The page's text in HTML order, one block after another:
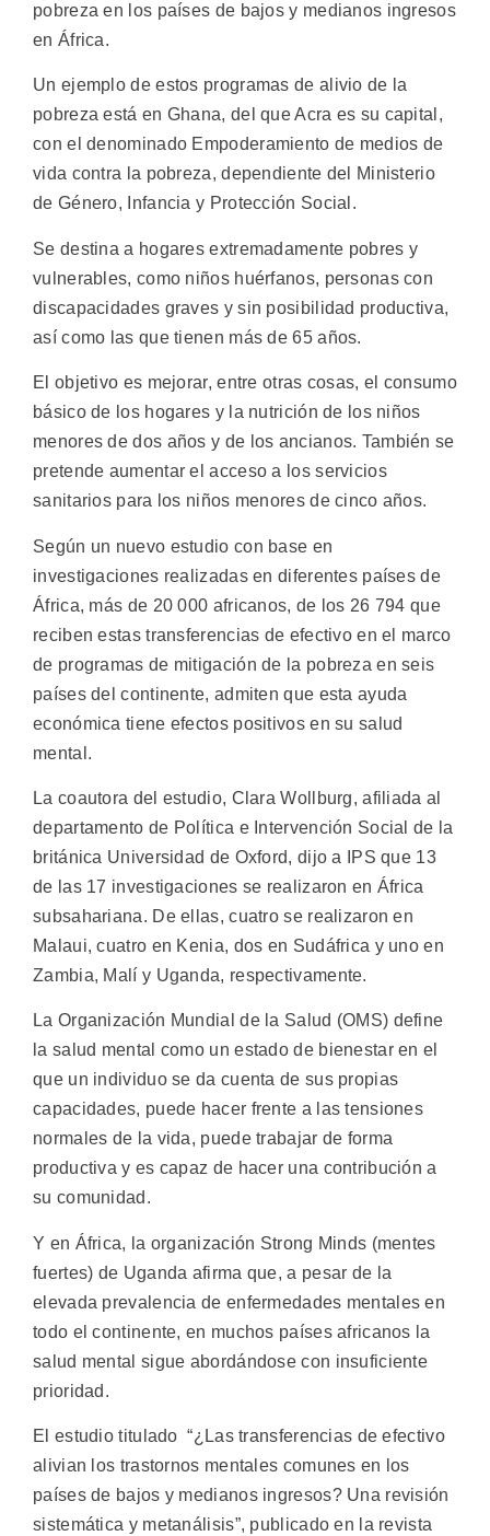
pobreza en los países de bajos y medianos ingresos
en África.
Un ejemplo de estos programas de alivio de la
pobreza está en Ghana, del que Acra es su capital,
con el denominado Empoderamiento de medios de
vida contra la pobreza, dependiente del Ministerio
de Género, Infancia y Protección Social.
Se destina a hogares extremadamente pobres y
vulnerables, como niños huérfanos, personas con
discapacidades graves y sin posibilidad productiva,
así como las que tienen más de 65 años.
El objetivo es mejorar, entre otras cosas, el consumo
básico de los hogares y la nutrición de los niños
menores de dos años y de los ancianos. También se
pretende aumentar el acceso a los servicios
sanitarios para los niños menores de cinco años.
Según un nuevo estudio con base en
investigaciones realizadas en diferentes países de
África, más de 20 000 africanos, de los 26 794 que
reciben estas transferencias de efectivo en el marco
de programas de mitigación de la pobreza en seis
países del continente, admiten que esta ayuda
económica tiene efectos positivos en su salud
mental.
La coautora del estudio, Clara Wollburg, afiliada al
departamento de Política e Intervención Social de la
británica Universidad de Oxford, dijo a IPS que 13
de las 17 investigaciones se realizaron en África
subsahariana. De ellas, cuatro se realizaron en
Malaui, cuatro en Kenia, dos en Sudáfrica y uno en
Zambia, Malí y Uganda, respectivamente.
La Organización Mundial de la Salud (OMS) define
la salud mental como un estado de bienestar en el
que un individuo se da cuenta de sus propias
capacidades, puede hacer frente a las tensiones
normales de la vida, puede trabajar de forma
productiva y es capaz de hacer una contribución a
su comunidad.
Y en África, la organización Strong Minds (mentes
fuertes) de Uganda afirma que, a pesar de la
elevada prevalencia de enfermedades mentales en
todo el continente, en muchos países africanos la
salud mental sigue abordándose con insuficiente
prioridad.
El estudio titulado “¿Las transferencias de efectivo
alivian los trastornos mentales comunes en los
países de bajos y medianos ingresos? Una revisión
sistemática y metanálisis”, publicado en la revista